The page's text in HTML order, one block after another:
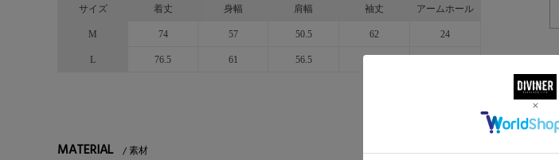
サイズ 着丈 身幅 肩幅 袖丈 アームホール
M 74 57 50.5 62 24
L 76.5 61 56.5
MATERIAL 素材